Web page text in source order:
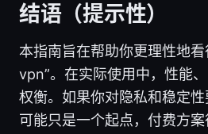
结语（提示性）
本指南旨在帮助你更理性地
vpn”。在实际使用中，性能
权衡。如果你对隐私和稳定
可能只是一个起点，付费方